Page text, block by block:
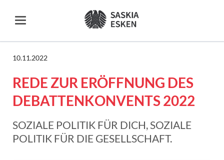
10.11.2022
REDE ZUR ERÖFFNUNG DES
DEBATTENKONVENTS 2022
SOZIALE POLITIK FÜR DICH, SOZIALE
POLITIK FÜR DIE GESELLSCHAFT.